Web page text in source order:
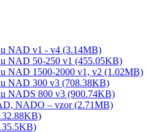
NAD v1 - v4 (3.14MB)
NAD 50-250 v1 (455.05KB)
NAD 1500-2000 v1, v2 (1.02MB)
NAD 300 v3 (708.38KB)
NADS 800 v3 (900.74KB)
NADO – vzor (2.71MB)